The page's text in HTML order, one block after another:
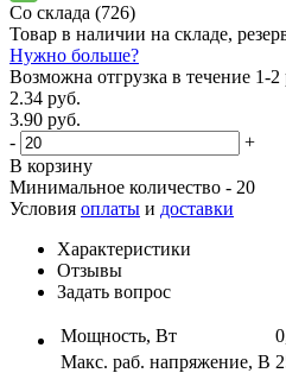
Со склада (726)
Товар в наличии на складе,
Нужно больше?
Возможна отгрузка в течение 1-
2.34 руб.
3.90 руб.
-
+
В корзину
Минимальное количество - 20
Условия оплаты и доставки
Характеристики
Отзывы
Задать вопрос
Мощность, Вт
Макс. раб. напряжение, В